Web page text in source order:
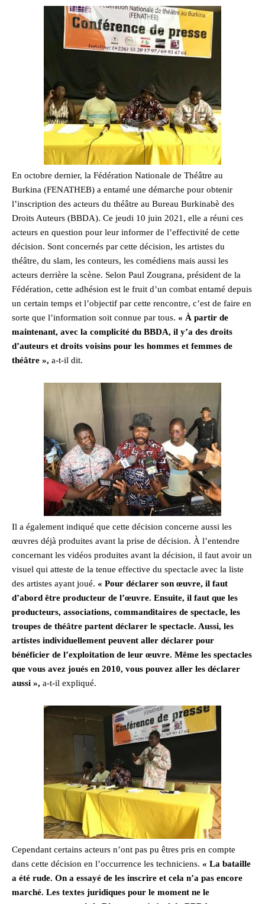
En octobre dernier, la Fédération Nationale de Théâtre au
Burkina (FENATHEB) a entamé une démarche pour obtenir
l’inscription des acteurs du théâtre au Bureau Burkinabè des
Droits Auteurs (BBDA). Ce jeudi 10 juin 2021, elle a réuni ces
acteurs en question pour leur informer de l’effectivité de cette
décision. Sont concernés par cette décision, les artistes du
théâtre, du slam, les conteurs, les comédiens mais aussi les
acteurs derrière la scène. Selon Paul Zougrana, président de la
Fédération, cette adhésion est le fruit d’un combat entamé depuis
un certain temps et l’objectif par cette rencontre, c’est de faire en
sorte que l’information soit connue par tous. « À partir de
maintenant, avec la complicité du BBDA, il y’a des droits
d’auteurs et droits voisins pour les hommes et femmes de
théâtre », a-t-il dit.
Il a également indiqué que cette décision concerne aussi les
œuvres déjà produites avant la prise de décision. À l’entendre
concernant les vidéos produites avant la décision, il faut avoir un
visuel qui atteste de la tenue effective du spectacle avec la liste
des artistes ayant joué. « Pour déclarer son œuvre, il faut
d’abord être producteur de l’œuvre. Ensuite, il faut que les
producteurs, associations, commanditaires de spectacle, les
troupes de théâtre partent déclarer le spectacle. Aussi, les
artistes individuellement peuvent aller déclarer pour
bénéficier de l’exploitation de leur œuvre. Même les spectacles
que vous avez joués en 2010, vous pouvez aller les déclarer
aussi », a-t-il expliqué.
Cependant certains acteurs n’ont pas pu êtres pris en compte
dans cette décision en l’occurrence les techniciens. « La bataille
a été rude. On a essayé de les inscrire et cela n’a pas encore
marché. Les textes juridiques pour le moment ne le